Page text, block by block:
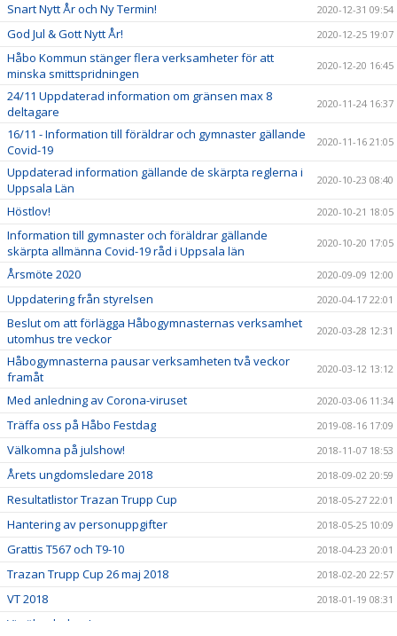
Snart Nytt År och Ny Termin! 2020-12-31 09:54
God Jul & Gott Nytt År! 2020-12-25 19:07
Håbo Kommun stänger flera verksamheter för att
minska smittspridningen
2020-12-20 16:45
24/11 Uppdaterad information om gränsen max 8
deltagare
2020-11-24 16:37
16/11 - Information till föräldrar och gymnaster gällande
Covid-19
2020-11-16 21:05
Uppdaterad information gällande de skärpta reglerna i
Uppsala Län
2020-10-23 08:40
Höstlov! 2020-10-21 18:05
Information till gymnaster och föräldrar gällande
skärpta allmänna Covid-19 råd i Uppsala län
2020-10-20 17:05
Årsmöte 2020 2020-09-09 12:00
Uppdatering från styrelsen 2020-04-17 22:01
Beslut om att förlägga Håbogymnasternas verksamhet
utomhus tre veckor
2020-03-28 12:31
Håbogymnasterna pausar verksamheten två veckor
framåt
2020-03-12 13:12
Med anledning av Corona-viruset 2020-03-06 11:34
Träffa oss på Håbo Festdag 2019-08-16 17:09
Välkomna på julshow! 2018-11-07 18:53
Årets ungdomsledare 2018 2018-09-02 20:59
Resultatlistor Trazan Trupp Cup 2018-05-27 22:01
Hantering av personuppgifter 2018-05-25 10:09
Grattis T567 och T9-10 2018-04-23 20:01
Trazan Trupp Cup 26 maj 2018 2018-02-20 22:57
VT 2018 2018-01-19 08:31
Vi söker ledare!